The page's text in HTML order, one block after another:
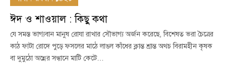
ঈদ ও শাওয়াল : কিছু কথা
যে সমস্ত ভাগ্যবান মানুষ রোযা রাখার সৌভাগ্য অর্জন করেছে, বিশেষত ভরা চৈত্রের
কাঠ ফাটা রোদে পুড়ে ফসলের মাঠে লাঙল কাঁধের ক্লান্ত শ্রান্ত অথচ বিরামহীন কৃষক
বা দুমুঠো অন্নের সন্ধানে মাটি কেটে…